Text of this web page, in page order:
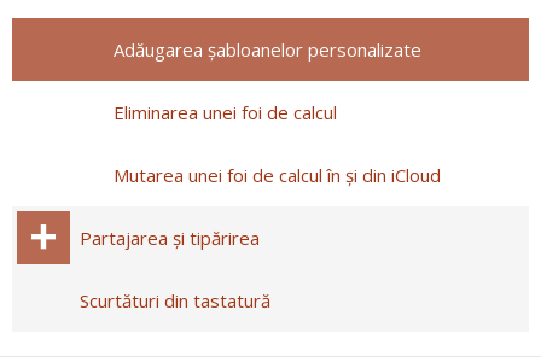
Adăugarea şabloanelor personalizate
Eliminarea unei foi de calcul
Mutarea unei foi de calcul în și din iCloud
Partajarea și tipărirea
Scurtături din tastatură